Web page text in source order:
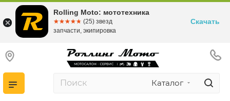
Каталог
Rolling Moto: мототехника
☆☆☆☆☆
★★★★★ (25) звезд
запчасти, экипировка
Скачать